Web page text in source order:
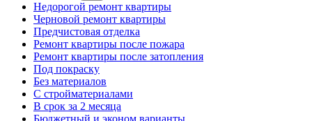
Недорогой ремонт квартиры
Черновой ремонт квартиры
Предчистовая отделка
Ремонт квартиры после пожара
Ремонт квартиры после затопления
Под покраску
Без материалов
С стройматериалами
В срок за 2 месяца
Бюджетный и эконом варианты